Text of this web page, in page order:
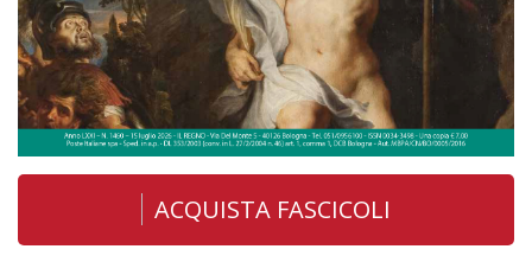
ACQUISTA FASCICOLI